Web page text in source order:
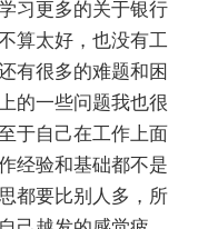
习更多的关于银行
算太好，也没有工
有很多的难题和困
的一些问题我也很
于自己在工作上面
经验和基础都不是
都要比别人多，所